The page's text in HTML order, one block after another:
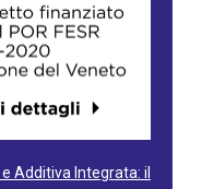
Additiva Integrata: il